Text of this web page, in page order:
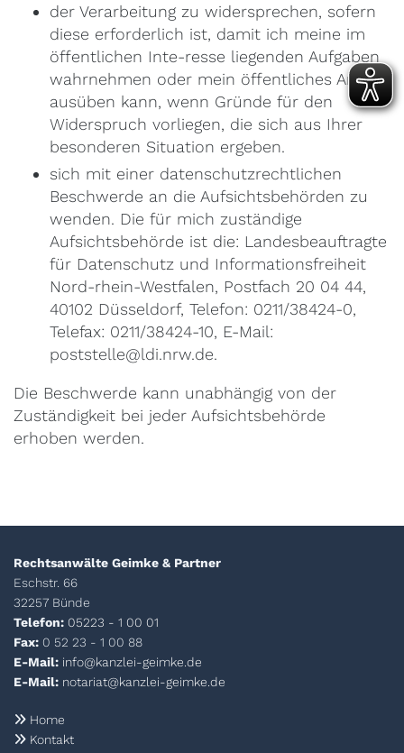
der Verarbeitung zu widersprechen, sofern
diese erforderlich ist, damit ich meine im
öffentlichen Inte-resse liegenden Aufgaben
wahrnehmen oder mein öffentliches Amt
ausüben kann, wenn Gründe für den
Widerspruch vorliegen, die sich aus Ihrer
besonderen Situation ergeben.
sich mit einer datenschutzrechtlichen
Beschwerde an die Aufsichtsbehörden zu
wenden. Die für mich zuständige
Aufsichtsbehörde ist die: Landesbeauftragte
für Datenschutz und Informationsfreiheit
Nord-rhein-Westfalen, Postfach 20 04 44,
40102 Düsseldorf, Telefon: 0211/38424-0,
Telefax: 0211/38424-10, E-Mail:
poststelle@ldi.nrw.de.
Die Beschwerde kann unabhängig von der
Zuständigkeit bei jeder Aufsichtsbehörde
erhoben werden.
Rechtsanwälte Geimke & Partner
Eschstr. 66
32257 Bünde
Telefon: 05223 - 1 00 01
Fax: 0 52 23 - 1 00 88
E-Mail: info@kanzlei-geimke.de
E-Mail: notariat@kanzlei-geimke.de
 Home
 Kontakt